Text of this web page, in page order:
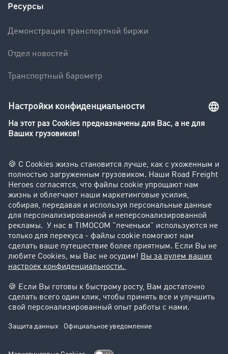
Ресурсы
Демонстрация транспортной биржи
Отдел новостей
Транспортный барометр
Компания
Истории успеха
Поддержка
Поддержка
Юридическая информация
Общие Условия Сотрудничества
Защита данных